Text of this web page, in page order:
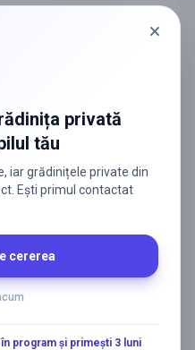
privată
tău
iar grădinițele private din
Ești primul contactat
cererea
program și primești 3 luni